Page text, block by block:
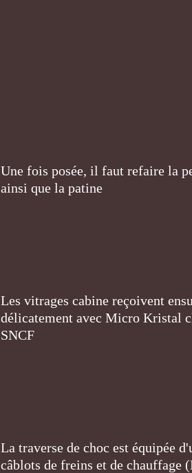
Une fois posée, il faut refaire la
ainsi que la patine
Les vitrages cabine reçoivent
délicatement avec Micro Kristal
SNCF
La traverse de choc est équipée
câblots de freins et de chauffage